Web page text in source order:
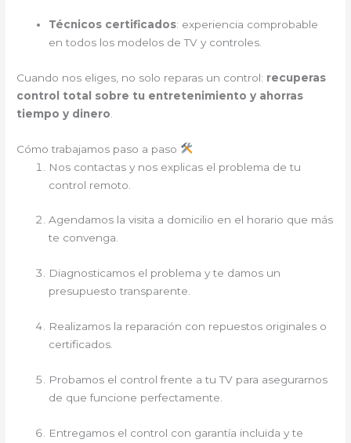
Técnicos certificados: experiencia comprobable
en todos los modelos de TV y controles.
Cuando nos eliges, no solo reparas un control: recuperas
control total sobre tu entretenimiento y ahorras
tiempo y dinero
Cómo trabajamos paso a paso
Nos contactas y nos explicas el problema de tu
control remoto.
Agendamos la visita a domicilio en el horario que más
te convenga.
Diagnosticamos el problema y te damos un
presupuesto transparente.
Realizamos la reparación con repuestos originales o
certificados.
Probamos el control frente a tu TV para asegurarnos
de que funcione perfectamente.
Entregamos el control con garantía incluida y te